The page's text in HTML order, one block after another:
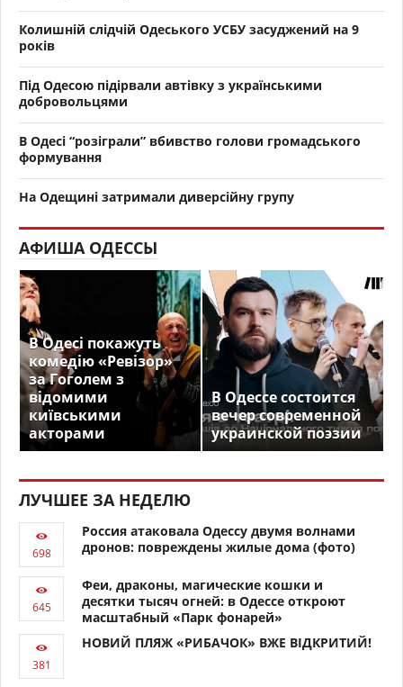
Колишній слідчій Одеського УСБУ засуджений на 9
років
Під Одесою підірвали автівку з українськими
добровольцями
В Одесі “розіграли” вбивство голови громадського
формування
На Одещині затримали диверсійну групу
АФИША ОДЕССЫ
В Одесі покажуть
комедію «Ревізор»
за Гоголем з
відомими
київськими
акторами
В Одессе состоится
вечер современной
украинской поэзии
ЛУЧШЕЕ ЗА НЕДЕЛЮ
Россия атаковала Одессу двумя волнами
дронов: повреждены жилые дома (фото)
Феи, драконы, магические кошки и
десятки тысяч огней: в Одессе откроют
масштабный «Парк фонарей»
НОВИЙ ПЛЯЖ «РИБАЧОК» ВЖЕ ВІДКРИТИЙ!